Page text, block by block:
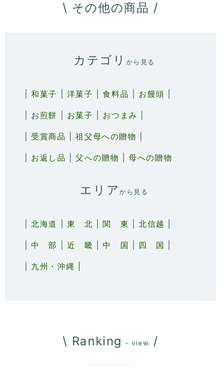
\ その他の商品 /
カテゴリ から見る
|和菓子 洋菓子 |食料品 お饅頭
お煎餅 お菓子 おつまみ
受賞商品 |祖父母への贈物
お返し品 |父への贈物 |母への贈物
エリアから見る
|北海道 東 北 |関 東 |北信越
|中 部 近 畿 |中 国 四 国
九州・沖縄 |
\ Ranking - view /